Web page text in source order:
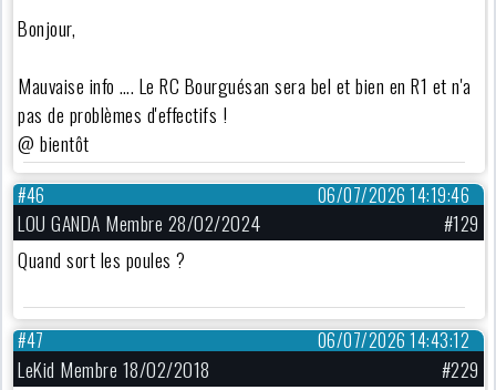
Bonjour,
Mauvaise info …. Le RC Bourguésan sera bel et bien en R1 et n'a
pas de problèmes d'effectifs !
@ bientôt
06/07/2026 14:19:46
#46
LOU GANDA Membre 28/02/2024
#129
Quand sort les poules ?
06/07/2026 14:43:12
#47
LeKid Membre 18/02/2018
#229